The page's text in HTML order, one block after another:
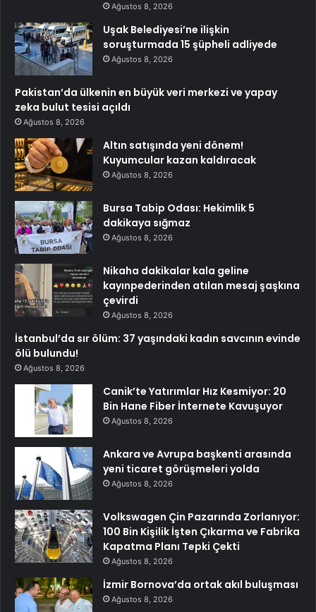
Ağustos 8, 2026
Uşak Belediyesi’ne ilişkin
soruşturmada 15 şüpheli adliyede
Ağustos 8, 2026
Pakistan’da ülkenin en büyük veri merkezi ve yapay
zeka bulut tesisi açıldı
Ağustos 8, 2026
Altın satışında yeni dönem!
Kuyumcular kazan kaldıracak
Ağustos 8, 2026
Bursa Tabip Odası: Hekimlik 5
dakikaya sığmaz
Ağustos 8, 2026
Nikaha dakikalar kala geline
kayınpederinden atılan mesaj şaşkına
çevirdi
Ağustos 8, 2026
İstanbul’da sır ölüm: 37 yaşındaki kadın savcının evinde
ölü bulundu!
Ağustos 8, 2026
Canik’te Yatırımlar Hız Kesmiyor: 20
Bin Hane Fiber İnternete Kavuşuyor
Ağustos 8, 2026
Ankara ve Avrupa başkenti arasında
yeni ticaret görüşmeleri yolda
Ağustos 8, 2026
Volkswagen Çin Pazarında Zorlanıyor:
100 Bin Kişilik İşten Çıkarma ve Fabrika
Kapatma Planı Tepki Çekti
Ağustos 8, 2026
İzmir Bornova’da ortak akıl buluşması
Ağustos 8, 2026